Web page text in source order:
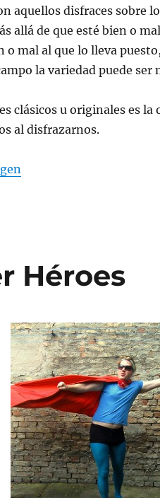
aquellos disfraces sobre
allá de que esté bien o
o mal al que lo lleva
la variedad puede ser
clásicos u originales es
al disfrazarnos.
Héroes